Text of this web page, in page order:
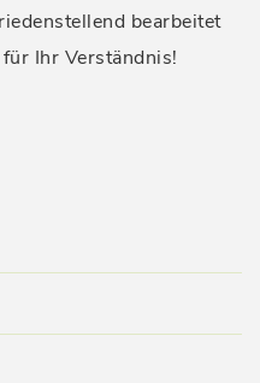
bearbeitet
Ihr Verständnis!